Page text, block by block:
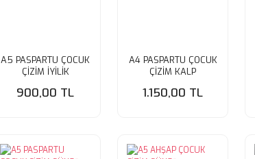
A5 PASPARTU ÇOCUK
ÇİZİM İYİLİK
900,00 TL
A4 PASPARTU ÇOCUK
ÇİZİM KALP
1.150,00 TL